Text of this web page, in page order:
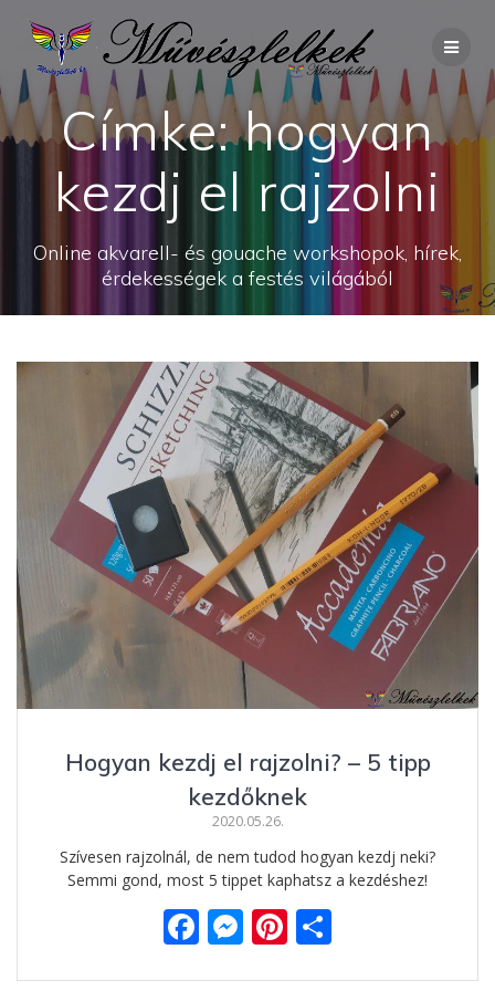
content
Címke:hogyan
kezdj el rajzolni
Online akvarell- és gouache workshopok, hírek,
érdekességek a festés világából
Hogyan kezdj el rajzolni? – 5 tipp
kezdőknek
2020.05.26.
Szívesen rajzolnál, de nem tudod hogyan kezdj neki?
Semmi gond, most 5 tippet kaphatsz a kezdéshez!
F M Pi